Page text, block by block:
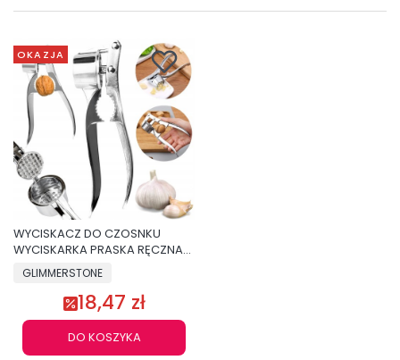
OKAZJA
WYCISKACZ DO CZOSNKU
WYCISKARKA PRASKA RĘCZNA
ZGNIATACZ STAL NIERDZEWNA
GLIMMERSTONE
18,47 zł
DO KOSZYKA